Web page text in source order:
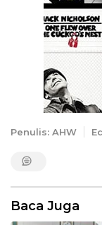
Penulis: AHW
Baca Juga